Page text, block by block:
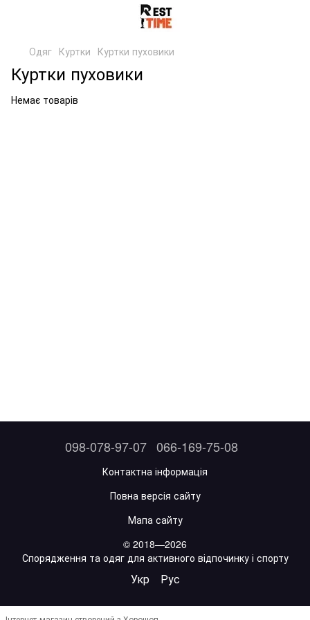
Одяг Куртки Куртки пуховики
Куртки пуховики
Немає товарів
098-078-97-07 066-169-75-08
Контактна інформація
Повна версія сайту
Мапа сайту
© 2018—2026
Спорядження та одяг для активного відпочинку і спорту
Укр Рус